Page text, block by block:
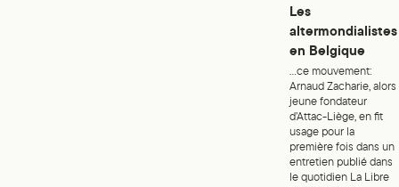
Les
altermondialistes
en Belgique
...ce mouvement:
Arnaud Zacharie, alors
jeune fondateur
d’Attac-Liège, en fit
usage pour la
première fois dans un
entretien publié dans
le quotidien La Libre